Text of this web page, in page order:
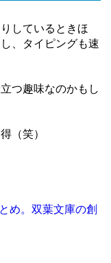
しているときほ
、タイピングも速
つ趣味なのかもし
（笑）
め。双葉文庫の創